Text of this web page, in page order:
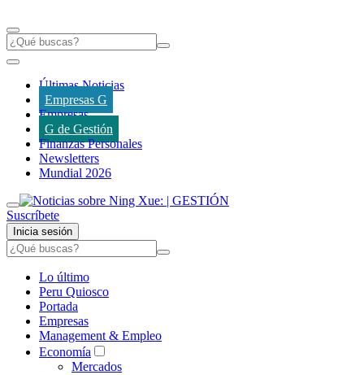
Últimas Noticias
Empresas G
Empresas
G de Gestión
Finanzas Personales
Newsletters
Mundial 2026
Suscríbete
Inicia sesión
Lo último
Peru Quiosco
Portada
Empresas
Management & Empleo
Economía
Mercados